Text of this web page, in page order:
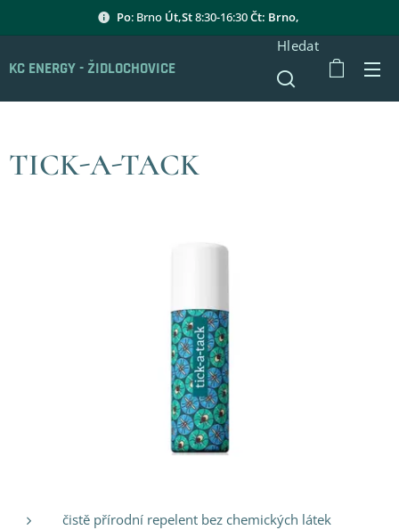
Po: Brno Út,St8:30-16:30Čt: Brno,
KC ENERGY - ŽIDLOCHOVICE
Hledat
TICK-A-TACK
čistě přírodní repelent bez chemických látek